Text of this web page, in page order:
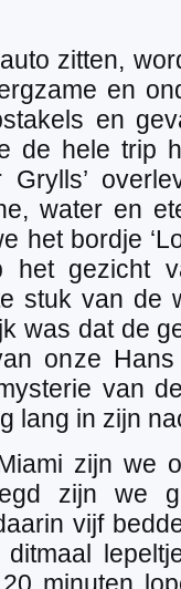
zitten,
en
en
de hele trip
Grylls’
water en
het bordje
het gezicht
stuk van de
was dat de
onze
van
lang in zijn
zijn we
zijn we
vijf